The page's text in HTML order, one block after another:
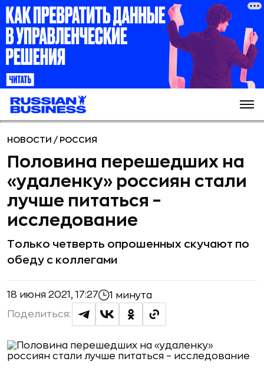
НОВОСТИ / РОССИЯ
Половина перешедших на
«удаленку» россиян стали
лучше питаться –
исследование
Только четверть опрошенных скучают по
обеду с коллегами
18 июня 2021, 17:27 1 минута
Поделиться: